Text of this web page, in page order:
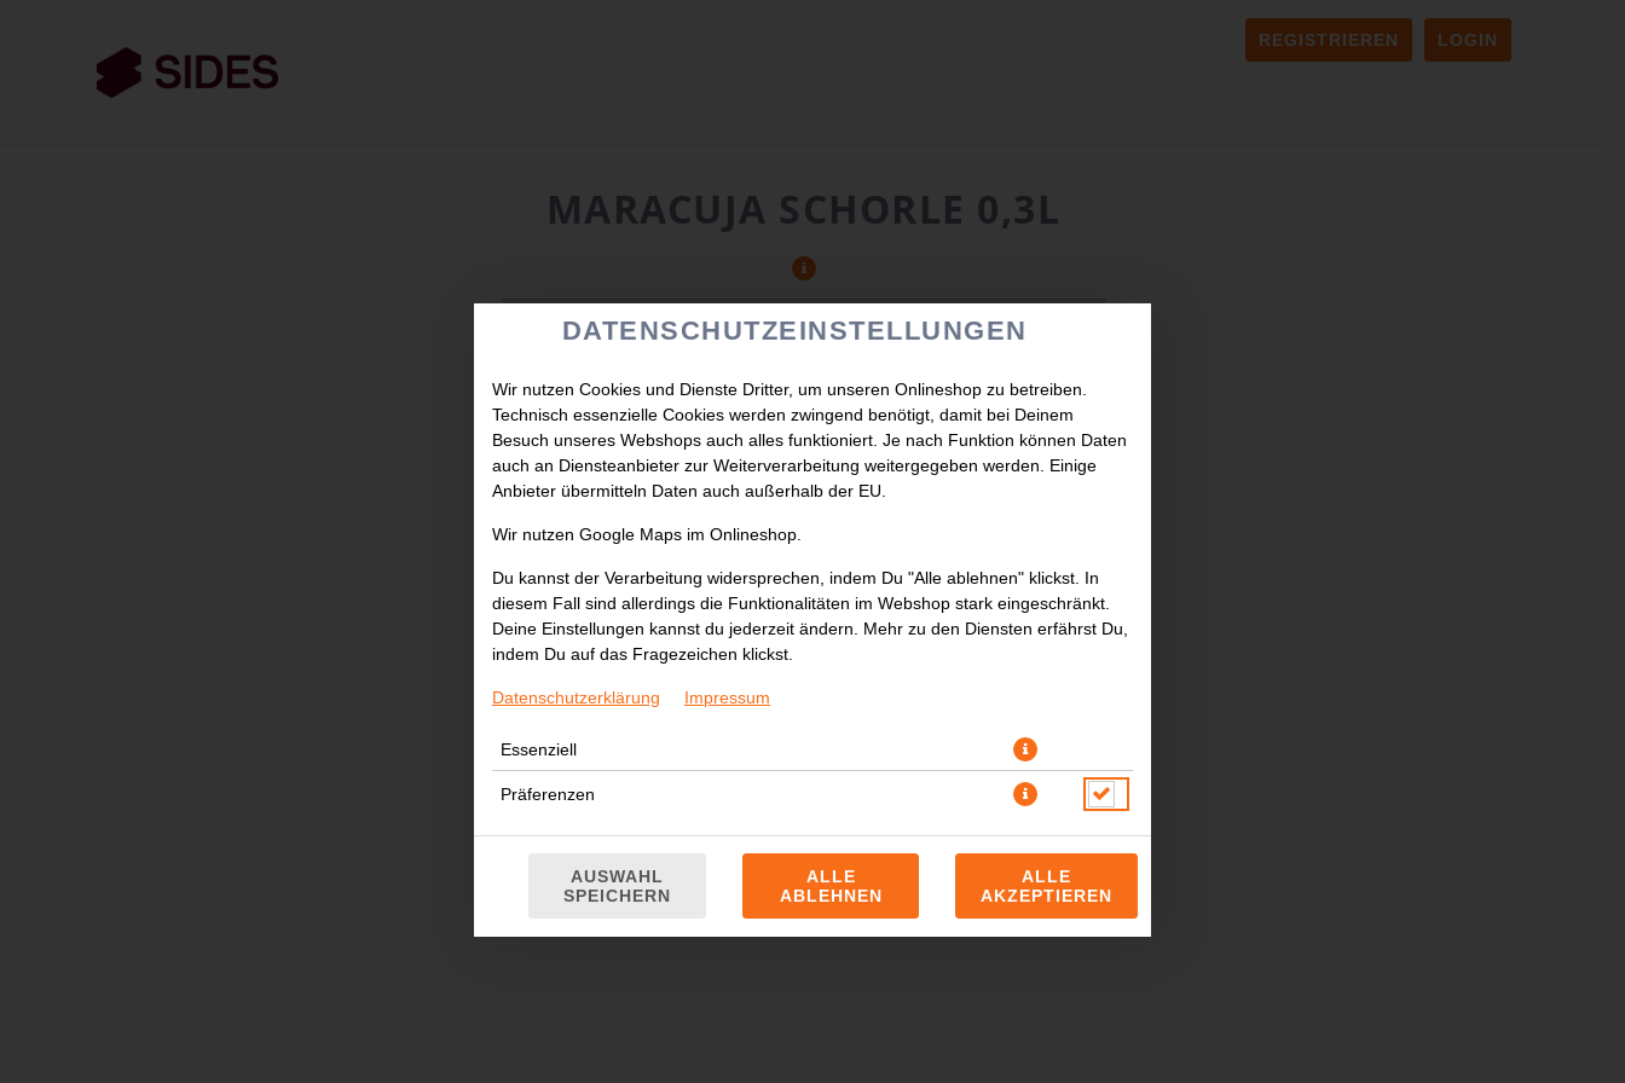
REGISTRIEREN LOGIN
MARACUJA SCHORLE 0,3L
DATENSCHUTZEINSTELLUNGEN
Wir nutzen Cookies und Dienste Dritter, um unseren Onlineshop zu betreiben.
Technisch essenzielle Cookies werden zwingend benötigt, damit bei Deinem
Besuch unseres Webshops auch alles funktioniert. Je nach Funktion können Daten
auch an Diensteanbieter zur Weiterverarbeitung weitergegeben werden. Einige
Anbieter übermitteln Daten auch außerhalb der EU.
Wir nutzen Google Maps im Onlineshop.
Du kannst der Verarbeitung widersprechen, indem Du "Alle ablehnen" klickst. In
diesem Fall sind allerdings die Funktionalitäten im Webshop stark eingeschränkt.
Deine Einstellungen kannst du jederzeit ändern. Mehr zu den Diensten erfährst Du,
indem Du auf das Fragezeichen klickst.
Datenschutzerklärung Impressum
Essenziell
Präferenzen
AUSWAHL
SPEICHERN
ALLE
ABLEHNEN
ALLE
AKZEPTIEREN